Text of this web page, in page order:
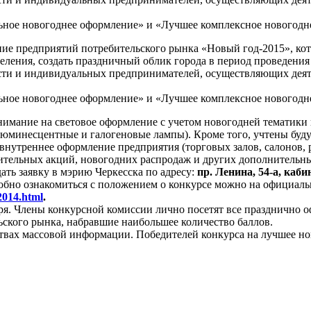
новогоднее оформление» и «Лучшее комплексное
предприятий потребительского рынка «Новый год-2015»,
создать праздничный облик города в период
и индивидуальных предпринимателей, осуществляющих
новогоднее оформление» и «Лучшее комплексное
на световое оформление с учетом новогодней
и галогеновые лампы). Кроме того, учтены
оформление предприятия (торговых залов,
акций, новогодних распродаж и других
заявку в мэрию Черкесска по адресу: пр. Ленина, 54-а,
ознакомиться с положением о конкурсе можно на
.
Члены конкурсной комиссии лично посетят все
рынка, набравшие наибольшее количество баллов.
массовой информации. Победителей конкурса на лучшее